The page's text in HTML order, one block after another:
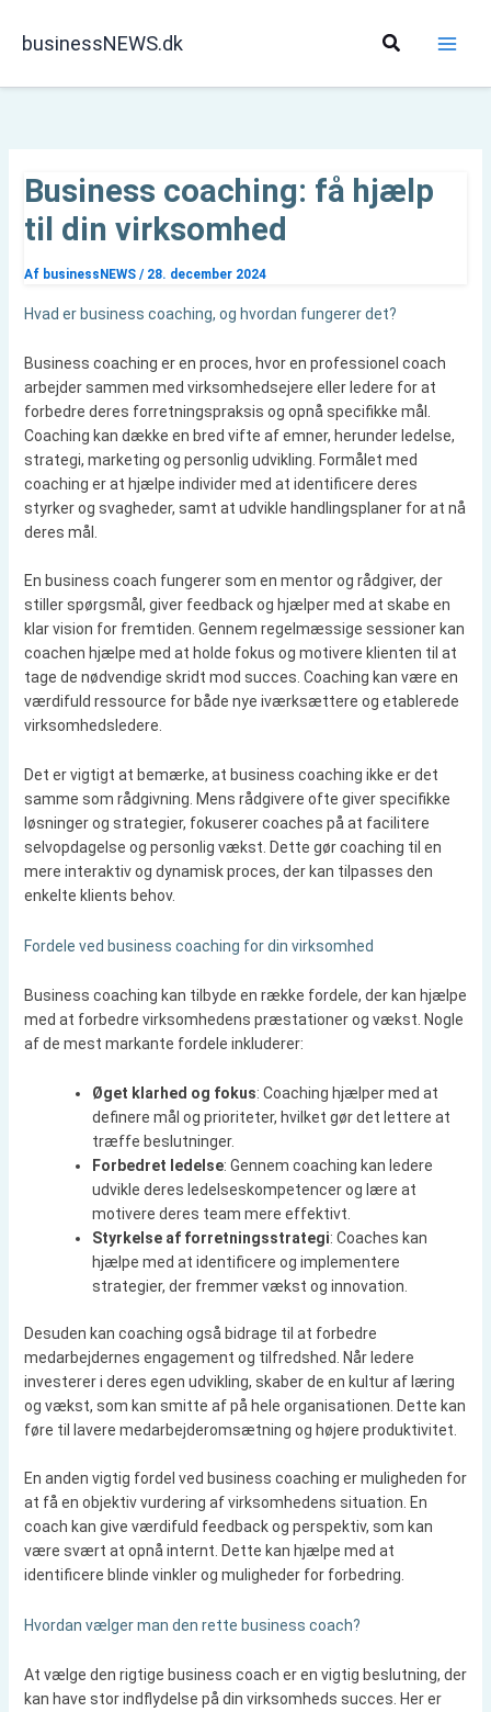
businessNEWS.dk Søg
Business coaching: få hjælp
til din virksomhed
Af businessNEWS / 28. december 2024
Hvad er business coaching, og hvordan fungerer det?
Business coaching er en proces, hvor en professionel coach
arbejder sammen med virksomhedsejere eller ledere for at
forbedre deres forretningspraksis og opnå specifikke mål.
Coaching kan dække en bred vifte af emner, herunder ledelse,
strategi, marketing og personlig udvikling. Formålet med
coaching er at hjælpe individer med at identificere deres
styrker og svagheder, samt at udvikle handlingsplaner for at nå
deres mål.
En business coach fungerer som en mentor og rådgiver, der
stiller spørgsmål, giver feedback og hjælper med at skabe en
klar vision for fremtiden. Gennem regelmæssige sessioner kan
coachen hjælpe med at holde fokus og motivere klienten til at
tage de nødvendige skridt mod succes. Coaching kan være en
værdifuld ressource for både nye iværksættere og etablerede
virksomhedsledere.
Det er vigtigt at bemærke, at business coaching ikke er det
samme som rådgivning. Mens rådgivere ofte giver specifikke
løsninger og strategier, fokuserer coaches på at facilitere
selvopdagelse og personlig vækst. Dette gør coaching til en
mere interaktiv og dynamisk proces, der kan tilpasses den
enkelte klients behov.
Fordele ved business coaching for din virksomhed
Business coaching kan tilbyde en række fordele, der kan hjælpe
med at forbedre virksomhedens præstationer og vækst. Nogle
af de mest markante fordele inkluderer:
Øget klarhed og fokus: Coaching hjælper med at
definere mål og prioriteter, hvilket gør det lettere at
træffe beslutninger.
Forbedret ledelse: Gennem coaching kan ledere
udvikle deres ledelseskompetencer og lære at
motivere deres team mere effektivt.
Styrkelse af forretningsstrategi: Coaches kan
hjælpe med at identificere og implementere
strategier, der fremmer vækst og innovation.
Desuden kan coaching også bidrage til at forbedre
medarbejdernes engagement og tilfredshed. Når ledere
investerer i deres egen udvikling, skaber de en kultur af læring
og vækst, som kan smitte af på hele organisationen. Dette kan
føre til lavere medarbejderomsætning og højere produktivitet.
En anden vigtig fordel ved business coaching er muligheden for
at få en objektiv vurdering af virksomhedens situation. En
coach kan give værdifuld feedback og perspektiv, som kan
være svært at opnå internt. Dette kan hjælpe med at
identificere blinde vinkler og muligheder for forbedring.
Hvordan vælger man den rette business coach?
At vælge den rigtige business coach er en vigtig beslutning, der
kan have stor indflydelse på din virksomheds succes. Her er